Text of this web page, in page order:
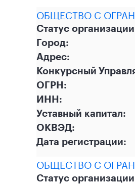
ОБЩЕСТВО С
Статус
Город:
Адрес:
Конкурсный
ОГРН:
ИНН:
Уставный капитал:
ОКВЭД:
Дата регистрации:
ОБЩЕСТВО С
Статус